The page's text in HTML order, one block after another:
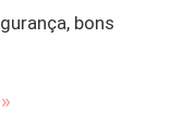
bons